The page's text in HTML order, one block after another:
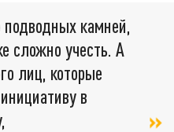
камней,
сложно учесть. А
лиц, которые
в